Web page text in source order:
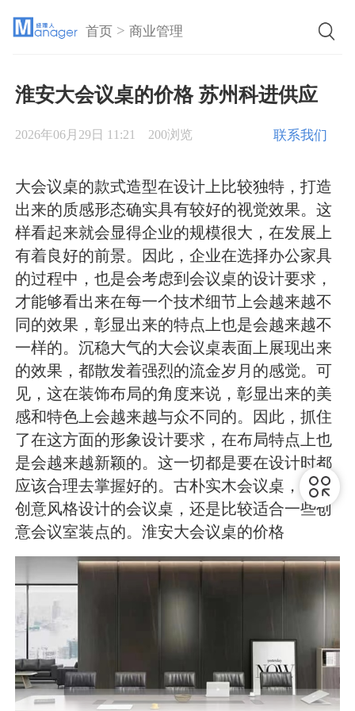
首页 >商业管理
淮安大会议桌的价格 苏州科进供应
2026年06月29日 11:21 200浏览 联系我们
大会议桌的款式造型在设计上比较独特，打造
出来的质感形态确实具有较好的视觉效果。这
样看起来就会显得企业的规模很大，在发展上
有着良好的前景。因此，企业在选择办公家具
的过程中，也是会考虑到会议桌的设计要求，
才能够看出来在每一个技术细节上会越来越不
同的效果，彰显出来的特点上也是会越来越不
一样的。沉稳大气的大会议桌表面上展现出来
的效果，都散发着强烈的流金岁月的感觉。可
见，这在装饰布局的角度来说，彰显出来的美
感和特色上会越来越与众不同的。因此，抓住
了在这方面的形象设计要求，在布局特点上也
是会越来越新颖的。这一切都是要在设计时都
应该合理去掌握好的。古朴实木会议桌，古风
创意风格设计的会议桌，还是比较适合一些创
意会议室装点的。淮安大会议桌的价格